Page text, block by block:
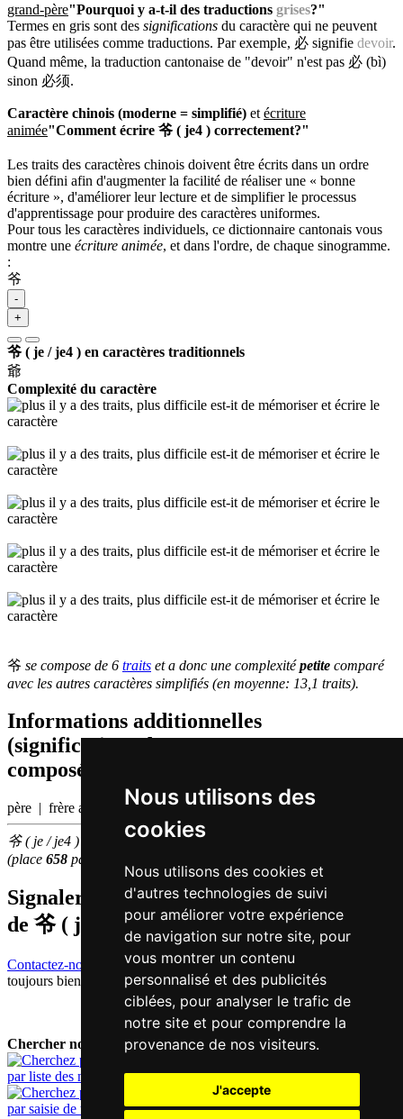
Nous utilisons des
cookies
Nous utilisons des cookies et
d'autres technologies de suivi
pour améliorer votre expérience
de navigation sur notre site, pour
vous montrer un contenu
personnalisé et des publicités
ciblées, pour analyser le trafic de
notre site et pour comprendre la
provenance de nos visiteurs.
J'accepte
grand-père"Pourquoi y a-t-il des traductions grises?"
Termes en gris sont des significations du caractère qui ne peuvent
pas être utilisées comme traductions. Par exemple, 必 signifie devoir.
Quand même, la traduction cantonaise de "devoir" n'est pas 必 (bì)
sinon 必须.
Caractère chinois (moderne = simplifié) et écriture
animée"Comment écrire 爷 ( je4 ) correctement?"
Les traits des caractères chinois doivent être écrits dans un ordre
bien défini afin d'augmenter la facilité de réaliser une « bonne
écriture », d'améliorer leur lecture et de simplifier le processus
d'apprentissage pour produire des caractères uniformes.
Pour tous les caractères individuels, ce dictionnaire cantonais vous
montre une écriture animée, et dans l'ordre, de chaque sinogramme.
:
爷
-
+
爷 ( je / je4 ) en caractères traditionnels
爺
Complexité du caractère
爷 se compose de 6 traits et a donc une complexitépetite comparé
avec les autres caractères simplifiés (en moyenne: 13,1 traits).
Informations additionnelles
(significations de composants, mots
composés etc.)
père | frère aîné du père
爷 ( je / je4 ) fait partie des 1000caractères chinois
(place 658 parmi les
Signaler traduction fausse ou manquante
de爷 ( je / je4 )
Contactez-nous!
Votre feedback et critique constructive seront
toujours bienvenus.
Chercher nouveau mot:
par liste des mots
par saisie de texte